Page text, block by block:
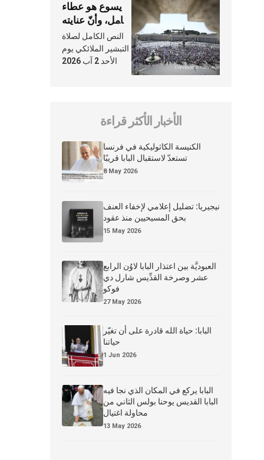
يسوع هو عطاء
شامل، وأنّ عنايته
بنا لا تغيب عنّا
أبدًا
النص الكامل لصلاة
التبشير الملائكي يوم
الأحد 2 آب 2026
الأخبار الأكثر قراءة
الكنيسة الكاثوليكية في فرنسا
تستعدّ لاستقبال البابا قريبًا
8 May 2026
نيجيريا: تضليل إعلامي لإخفاء العنف
بحق المسيحيين منذ عقود
15 May 2026
العبوديَّة بين اعتذار البابا لاوُن الرابع
عشر وصرخة القدِّيس شارل دي
فوكو
27 May 2026
البابا: حياة الله قادرة على أن تغيّر
حياتنا
1 Jun 2026
البابا يركع في المكان الذي نجا فيه
البابا القديس يوحنا بولس الثاني من
محاولة اغتيال
13 May 2026